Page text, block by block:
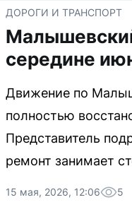
ДОРОГИ И ТРАНСПОРТ
середине
Движение по
полностью
Представитель
ремонт занимает
15 мая, 2026, 12:06 5